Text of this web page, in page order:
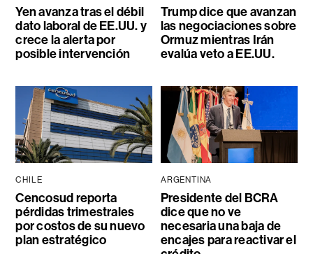
Yen avanza tras el débil
dato laboral de EE.UU. y
crece la alerta por
posible intervención
Trump dice que avanzan
las negociaciones sobre
Ormuz mientras Irán
evalúa veto a EE.UU.
CHILE
Cencosud reporta
pérdidas trimestrales
por costos de su nuevo
plan estratégico
ARGENTINA
Presidente del BCRA
dice que no ve
necesaria una baja de
encajes para reactivar el